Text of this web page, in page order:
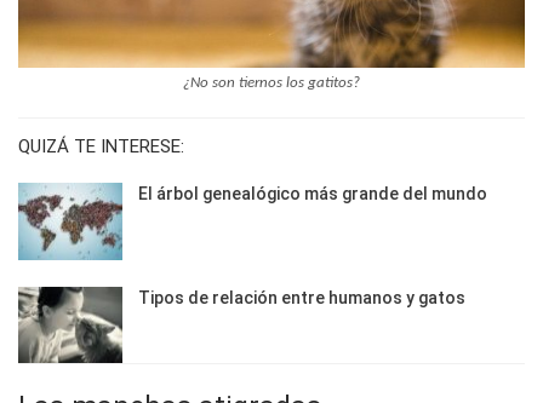
¿No son tiernos los gatitos?
QUIZÁ TE INTERESE:
El árbol genealógico más grande del mundo
Tipos de relación entre humanos y gatos